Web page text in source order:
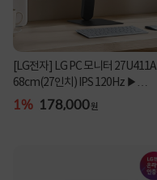
[LG전자] LG PC 모니터 27U411A
68cm(27인치) IPS 120Hz ▶
27MR400 후속 제품 ◀
1% 178,000원